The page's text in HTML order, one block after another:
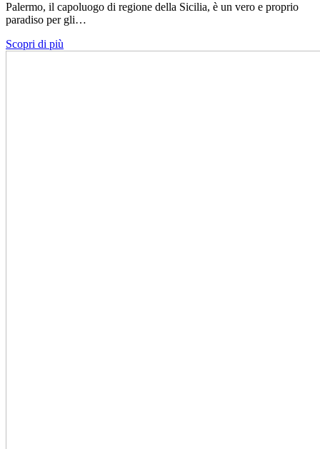
Palermo, il capoluogo di regione della Sicilia, è un vero e proprio
paradiso per gli…
Scopri di più